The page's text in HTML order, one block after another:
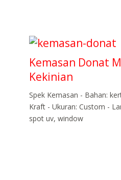
Kemasan Donat
Kekinian
Spek Kemasan - Bahan:
Kraft - Ukuran: Custom -
spot uv, window